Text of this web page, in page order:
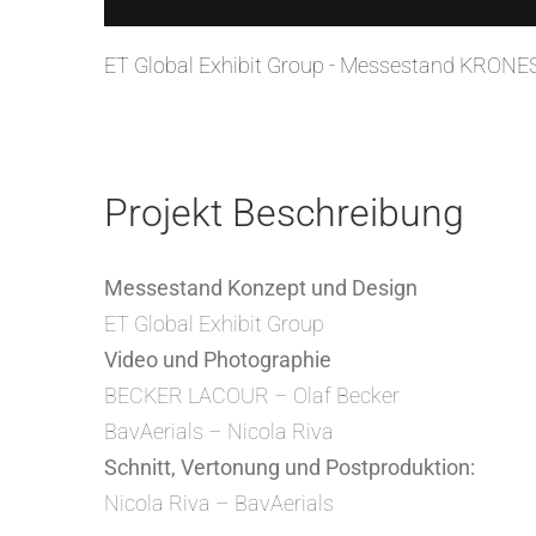
ET Global Exhibit Group - Messestand
Projekt Beschreibung
Messestand Konzept und Design
ET Global Exhibit Group
Video und Photographie
BECKER LACOUR – Olaf Becker
BavAerials – Nicola Riva
Schnitt, Vertonung und Postproduktion:
Nicola Riva – BavAerials